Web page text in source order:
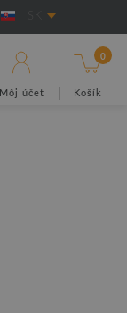
Môj účet
0
Košík